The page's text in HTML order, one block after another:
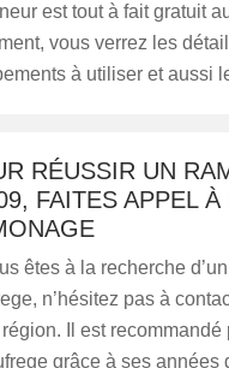
est tout à fait gratuit
vous verrez les
à utiliser et aussi
RÉUSSIR UN
FAITES APPEL À
êtes à la recherche
n’hésitez pas à
Il est
grâce à ses années